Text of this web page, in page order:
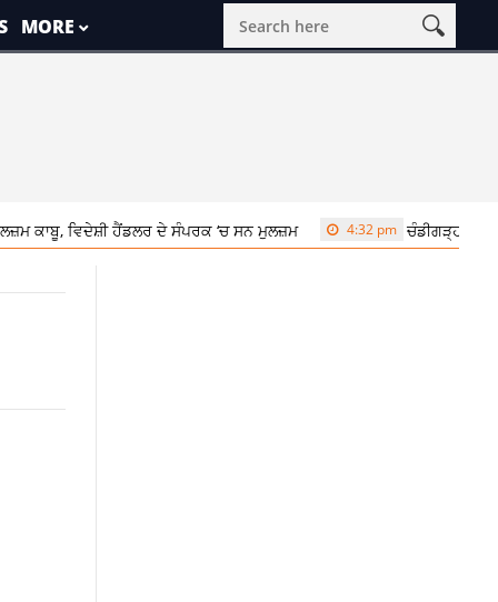
MORE
ਹੈਂਡਲਰ ਦੇ ਸੰਪਰਕ ‘ਚ ਸਨ ਮੁਲਜ਼ਮ 4:32 pm ਚੰਡੀਗੜ੍ਹ ‘ਚ Gym ਦੇ